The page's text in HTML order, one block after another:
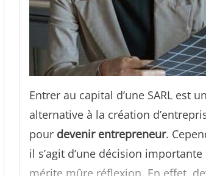
Entrer au capital d’une SARL est
alternative à la création
pour devenir entrepreneur.
il s’agit d’une décision importante
mérite mûre réflexion. En effet,